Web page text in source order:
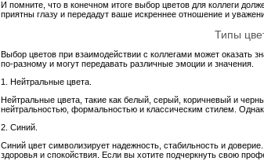
И помните, что в конечном итоге выбор цветов для коллеги
приятны глазу и передадут ваше искреннее отношение и
Типы
Выбор цветов при взаимодействии с коллегами может
по-разному и могут передавать различные эмоции и значения.
1. Нейтральные цвета.
Нейтральные цвета, такие как белый, серый, коричневый и
нейтральностью, формальностью и классическим стилем.
2. Синий.
Синий цвет символизирует надежность, стабильность и
здоровья и спокойствия. Если вы хотите подчеркнуть свою